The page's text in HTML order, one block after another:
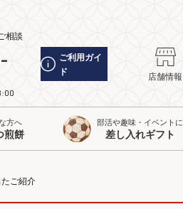
相談
ご利用ガイ
ド
店舗情報
方へ
煎餅
部活や趣味・イベントに
差し入れギフト
ご紹介